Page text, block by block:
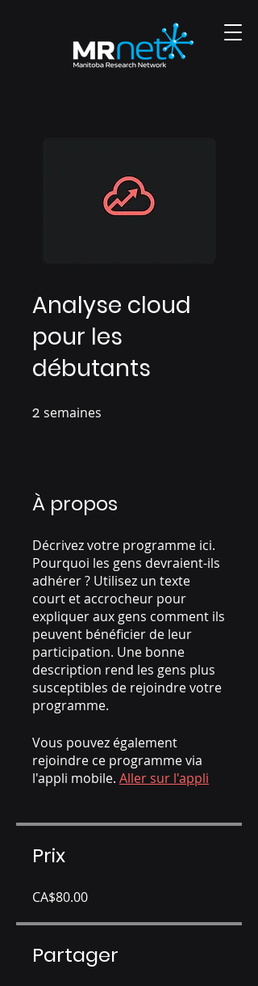
Analyse cloud
pour les
débutants
2 semaines
À propos
Décrivez votre programme ici.
Pourquoi les gens devraient-ils
adhérer ? Utilisez un texte
court et accrocheur pour
expliquer aux gens comment ils
peuvent bénéficier de leur
participation. Une bonne
description rend les gens plus
susceptibles de rejoindre votre
programme.
Vous pouvez également
rejoindre ce programme via
l'appli mobile. Aller sur l'appli
Prix
CA$80.00
Partager